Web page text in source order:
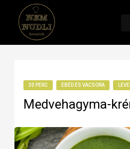
30 PERC EBÉD ÉS VACSORA
Medvehagyma-